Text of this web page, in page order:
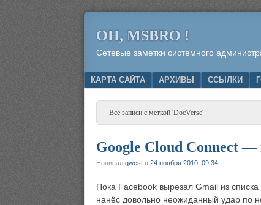
OH, MSBRO !
Сетевые заметки системного
Menu
SKIP TO CONTENT
КАРТА САЙТА АРХИВЫ ССЫЛКИ
Все записи с меткой 'DocVerse'
Google Cloud Connect —
Написал qwest в 24 ноября 2010, 09:34
Пока Facebook вырезал Gmail из
нанёс довольно неожиданный удар по